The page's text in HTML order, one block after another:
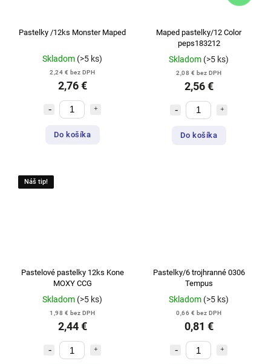
Pastelky /12ks Monster Maped
Skladom (>5 ks)
2,24 € bez DPH
2,76 €
Do košíka
Maped pastelky/12 Color
peps183212
Skladom (>5 ks)
2,08 € bez DPH
2,56 €
Do košíka
Náš tip!
Pastelové pastelky 12ks Kone
MOXY CCG
Skladom (>5 ks)
1,98 € bez DPH
2,44 €
Pastelky/6 trojhranné 0306
Tempus
Skladom (>5 ks)
0,66 € bez DPH
0,81 €